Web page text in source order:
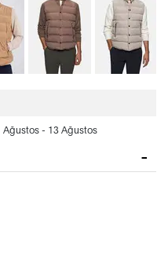
Ağustos - 13 Ağustos